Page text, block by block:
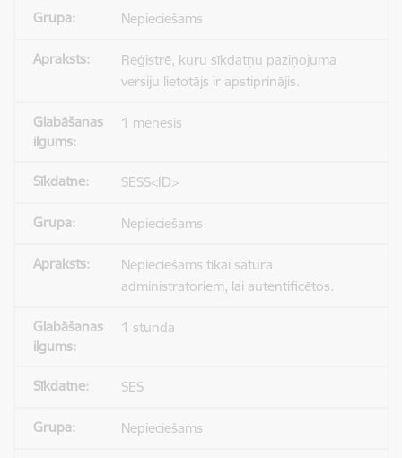
Nepieciešams
Reģistrē, kuru sīkdatņu paziņojuma
versiju lietotājs ir apstiprinājis.
1 mēnesis
SESS<ID>
Nepieciešams
Nepieciešams tikai satura
administratoriem, lai autentificētos.
1 stunda
SES
Nepieciešams